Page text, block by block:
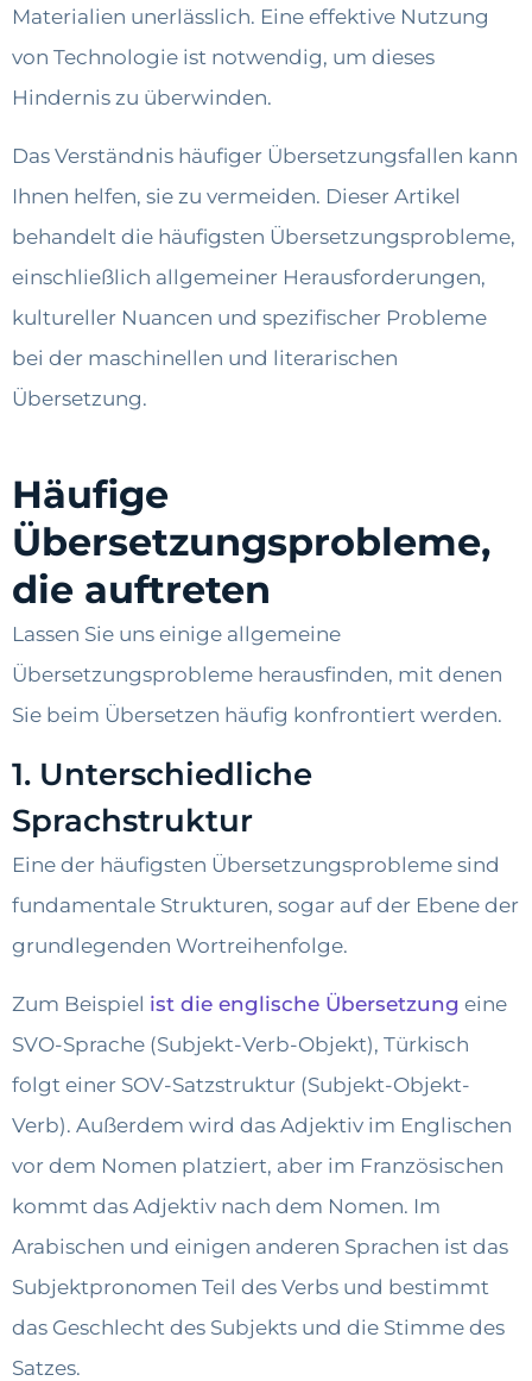
Materialien unerlässlich. Eine effektive Nutzung
von Technologie ist notwendig, um dieses
Hindernis zu überwinden.
Das Verständnis häufiger Übersetzungsfallen kann
Ihnen helfen, sie zu vermeiden. Dieser Artikel
behandelt die häufigsten Übersetzungsprobleme,
einschließlich allgemeiner Herausforderungen,
kultureller Nuancen und spezifischer Probleme
bei der maschinellen und literarischen
Übersetzung.
Häufige
Übersetzungsprobleme,
die auftreten
Lassen Sie uns einige allgemeine
Übersetzungsprobleme herausfinden, mit denen
Sie beim Übersetzen häufig konfrontiert werden.
1. Unterschiedliche
Sprachstruktur
Eine der häufigsten Übersetzungsprobleme sind
fundamentale Strukturen, sogar auf der Ebene der
grundlegenden Wortreihenfolge.
Zum Beispiel ist die englische Übersetzung eine
SVO-Sprache (Subjekt-Verb-Objekt), Türkisch
folgt einer SOV-Satzstruktur (Subjekt-Objekt-
Verb). Außerdem wird das Adjektiv im Englischen
vor dem Nomen platziert, aber im Französischen
kommt das Adjektiv nach dem Nomen. Im
Arabischen und einigen anderen Sprachen ist das
Subjektpronomen Teil des Verbs und bestimmt
das Geschlecht des Subjekts und die Stimme des
Satzes.